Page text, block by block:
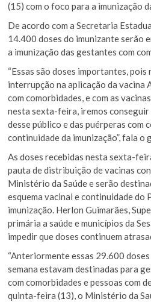
(15) com o foco para a imunização
De acordo com a Secretaria
14.400 doses do imunizante serão
a imunização das gestantes com
“Essas são doses importantes,
interrupção na aplicação da vacina
com comorbidades, e com as
nesta sexta-feira, iremos conseguir
desse público e das puérperas com
continuidade da imunização”, fala o
As doses recebidas nesta sexta-
pauta de distribuição de vacinas
Ministério da Saúde e serão
esquema vacinal e continuidade do
imunização. Herlon Guimarães,
primária a saúde e municípios da
impedir que doses continuem
“Anteriormente essas 29.600
semana estavam destinadas para
com comorbidades e pessoas com
quinta-feira (13), o Ministério da